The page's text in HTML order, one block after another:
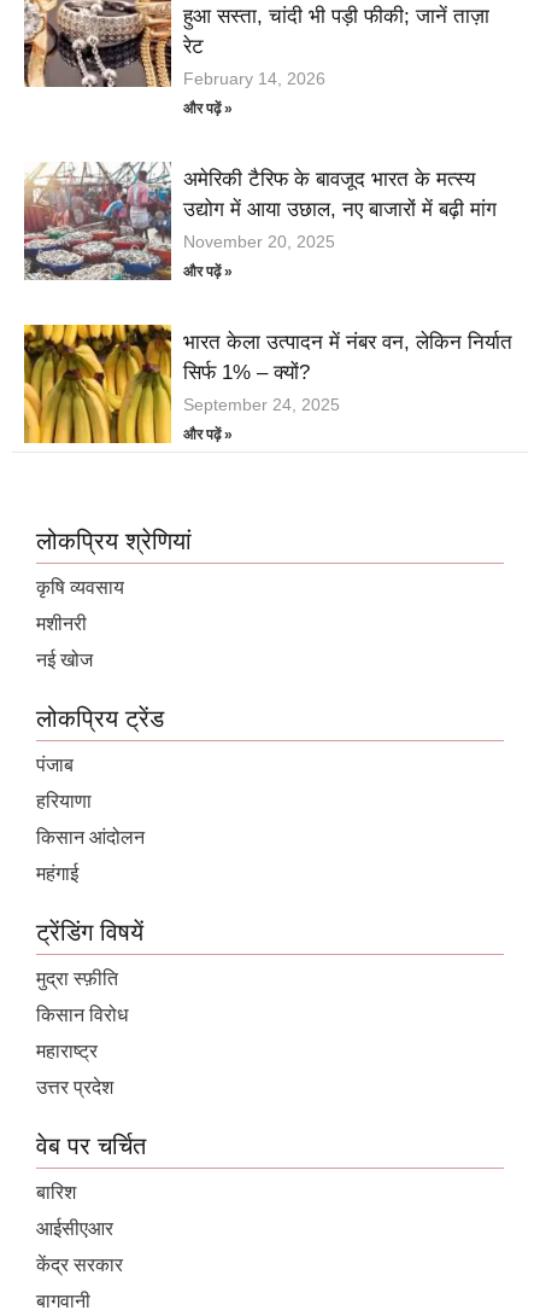
हुआ सस्ता, चांदी भी पड़ी फीकी; जानें ताज़ा
रेट
February 14, 2026
और पढ़ें »
अमेरिकी टैरिफ के बावजूद भारत के मत्स्य
उद्योग में आया उछाल, नए बाजारों में बढ़ी मांग
November 20, 2025
और पढ़ें »
भारत केला उत्पादन में नंबर वन, लेकिन निर्यात
सिर्फ 1% – क्यों?
September 24, 2025
और पढ़ें »
लोकप्रिय श्रेणियां
कृषि व्यवसाय
मशीनरी
नई खोज
लोकप्रिय ट्रेंड
पंजाब
हरियाणा
किसान आंदोलन
महंगाई
ट्रेंडिंग विषयें
मुद्रा स्फ़ीति
किसान विरोध
महाराष्ट्र
उत्तर प्रदेश
वेब पर चर्चित
बारिश
आईसीएआर
केंद्र सरकार
बागवानी